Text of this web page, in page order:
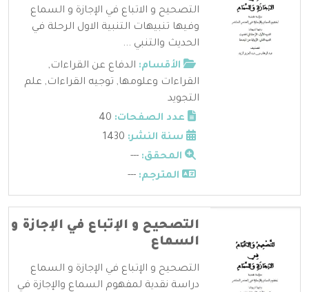
التصحيح و الاتباع في الإجازة و السماع
وفيها تنبيهات التنبية الاول الرحلة في
الحديث والتنبي ...
الأقسام: الدفاع عن القراءات,
القراءات وعلومها, توجيه القراءات, علم
التجويد
عدد الصفحات:
سنة النشر:
المحقق: ---
المترجم: ---
التصحيح و الإتباع في الإجازة و
السماع
التصحيح و الإتباع في الإجازة و السماع
دراسة نقدية لمفهوم السماع والإجازة في